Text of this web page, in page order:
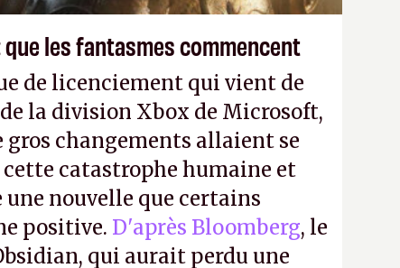
que les fantasmes commencent
de licenciement qui vient de
la division Xbox de Microsoft,
gros changements allaient se
catastrophe humaine et
nouvelle que certains
positive. D'après Bloomberg, le
qui aurait perdu une